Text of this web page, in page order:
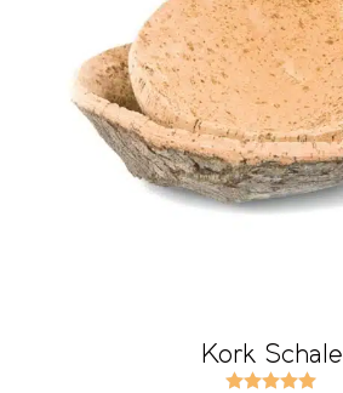
44 58
Kork Schale